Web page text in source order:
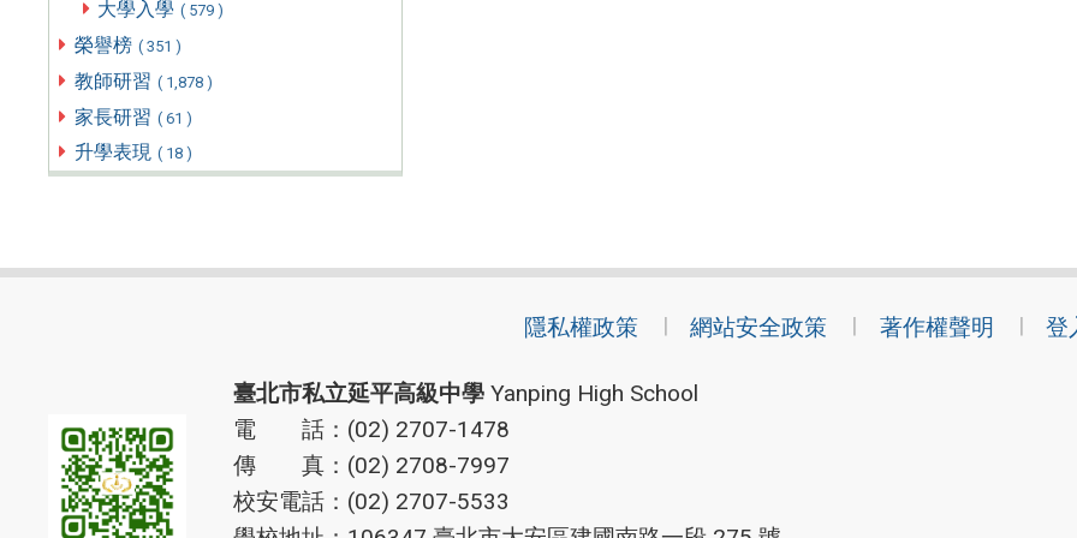
大學入學 ( 579 )
榮譽榜 ( 351 )
教師研習 ( 1,878 )
家長研習 ( 61 )
升學表現 ( 18 )
隱私權政策 網站安全政策 著作權聲明 登
臺北市私立延平高級中學Yanping High School
電 話：(02) 2707-1478
傳 真：(02) 2708-7997
校安電話：(02) 2707-5533